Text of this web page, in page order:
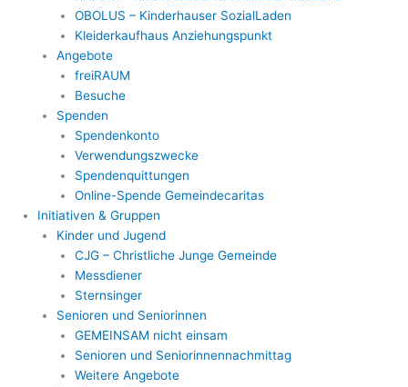
OBOLUS – Kinderhauser SozialLaden
Kleiderkaufhaus Anziehungspunkt
Angebote
freiRAUM
Besuche
Spenden
Spendenkonto
Verwendungszwecke
Spendenquittungen
Online-Spende Gemeindecaritas
Initiativen & Gruppen
Kinder und Jugend
CJG – Christliche Junge Gemeinde
Messdiener
Sternsinger
Senioren und Seniorinnen
GEMEINSAM nicht einsam
Senioren und Seniorinnennachmittag
Weitere Angebote